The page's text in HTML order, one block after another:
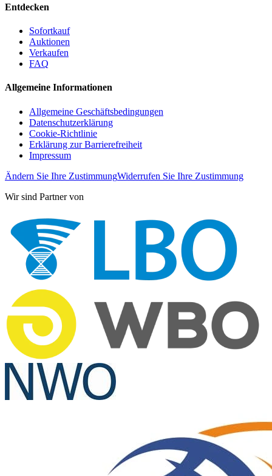
Entdecken
Sofortkauf
Auktionen
Verkaufen
FAQ
Allgemeine Informationen
Allgemeine Geschäftsbedingungen
Datenschutzerklärung
Cookie-Richtlinie
Erklärung zur Barrierefreiheit
Impressum
Ändern Sie Ihre ZustimmungWiderrufen Sie Ihre Zustimmung
Wir sind Partner von